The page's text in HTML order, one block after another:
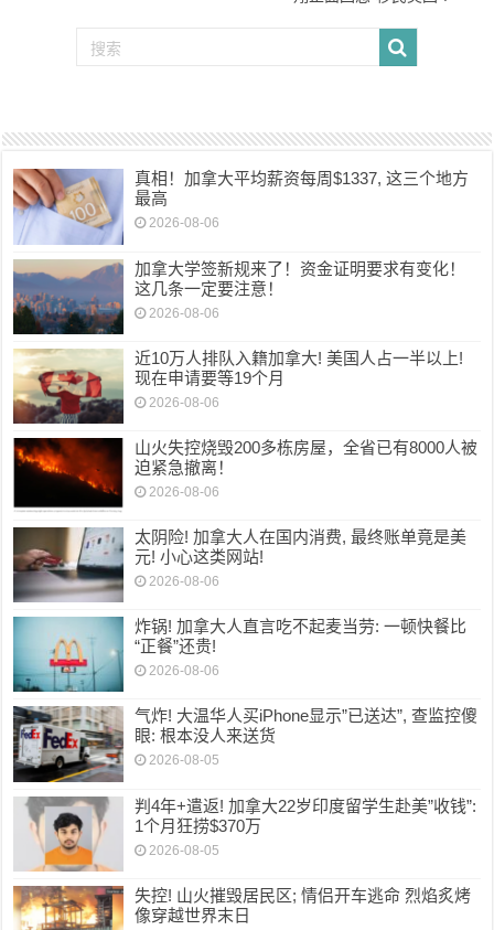
真相！加拿大平均薪资每周$1337, 这三个地方
最高
2026-08-06
加拿大学签新规来了！资金证明要求有变化！
这几条一定要注意！
2026-08-06
近10万人排队入籍加拿大! 美国人占一半以上!
现在申请要等19个月
2026-08-06
山火失控烧毁200多栋房屋，全省已有8000人被
迫紧急撤离！
2026-08-06
太阴险! 加拿大人在国内消费, 最终账单竟是美
元! 小心这类网站!
2026-08-06
炸锅! 加拿大人直言吃不起麦当劳: 一顿快餐比
“正餐”还贵!
2026-08-06
气炸! 大温华人买iPhone显示”已送达”, 查监控傻
眼: 根本没人来送货
2026-08-05
判4年+遣返! 加拿大22岁印度留学生赴美”收钱”:
1个月狂捞$370万
2026-08-05
失控! 山火摧毁居民区; 情侣开车逃命 烈焰炙烤
像穿越世界末日